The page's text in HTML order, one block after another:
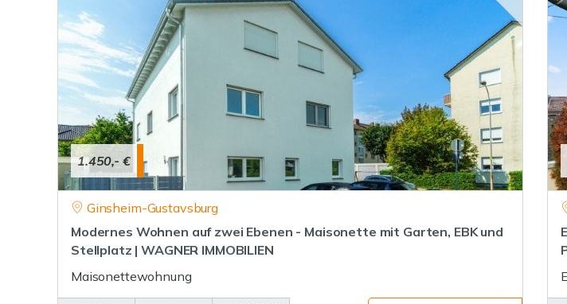
1.450,- €
Ginsheim-Gustavsburg
Modernes Wohnen auf zwei Ebenen - Maisonette mit Garten, EBK und
Stellplatz | WAGNER IMMOBILIEN
Maisonettewohnung